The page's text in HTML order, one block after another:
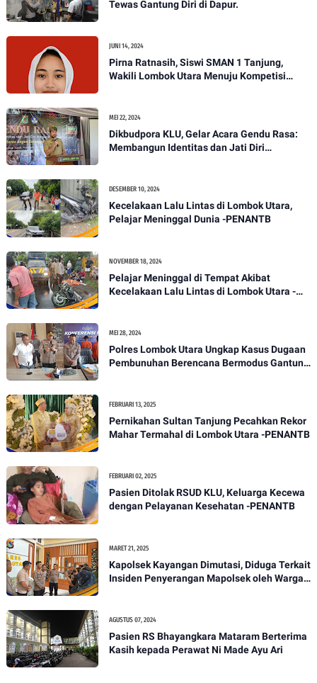
Tewas Gantung Diri di Dapur.
JUNI 14, 2024
Pirna Ratnasih, Siswi SMAN 1 Tanjung,
Wakili Lombok Utara Menuju Kompetisi
MEI 22, 2024
Dikbudpora KLU, Gelar Acara Gendu Rasa:
Membangun Identitas dan Jati Diri
DESEMBER 10, 2024
Kecelakaan Lalu Lintas di Lombok Utara,
Pelajar Meninggal Dunia -PENANTB
NOVEMBER 18, 2024
Pelajar Meninggal di Tempat Akibat
Kecelakaan Lalu Lintas di Lombok Utara -
MEI 28, 2024
Polres Lombok Utara Ungkap Kasus Dugaan
Pembunuhan Berencana Bermodus Gantung
FEBRUARI 13, 2025
Pernikahan Sultan Tanjung Pecahkan Rekor
Mahar Termahal di Lombok Utara -PENANTB
FEBRUARI 02, 2025
Pasien Ditolak RSUD KLU, Keluarga Kecewa
dengan Pelayanan Kesehatan -PENANTB
MARET 21, 2025
Kapolsek Kayangan Dimutasi, Diduga Terkait
Insiden Penyerangan Mapolsek oleh Warga -
AGUSTUS 07, 2024
Pasien RS Bhayangkara Mataram Berterima
Kasih kepada Perawat Ni Made Ayu Ari